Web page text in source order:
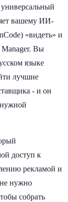
вашему ИИ-
«видеть» и
Manager. Вы
языке
лучшие
- и он
нужной
доступ к
рекламой и
нужно
собрать